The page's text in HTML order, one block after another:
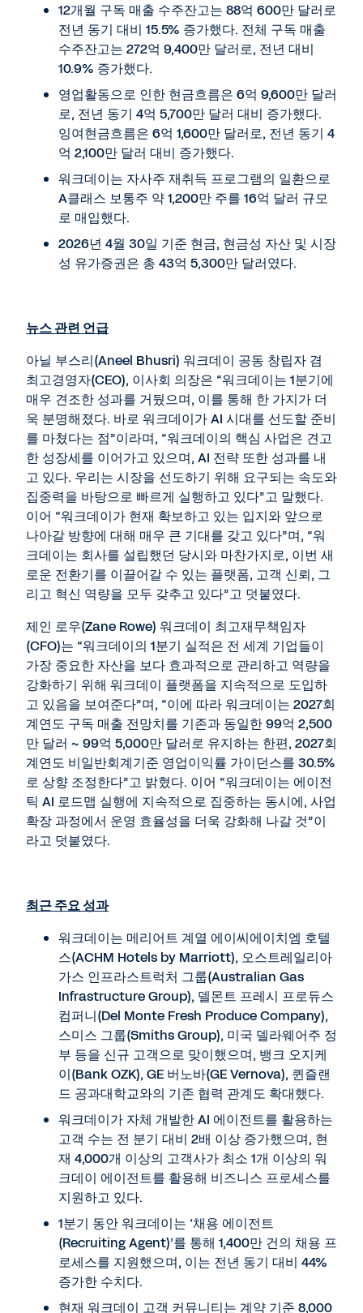
12개월 구독 매출 수주잔고는 88억 600만 달러로
전년 동기 대비 15.5% 증가했다. 전체 구독 매출
수주잔고는 272억 9,400만 달러로, 전년 대비
10.9% 증가했다.
영업활동으로 인한 현금흐름은 6억 9,600만 달러
로, 전년 동기 4억 5,700만 달러 대비 증가했다.
잉여현금흐름은 6억 1,600만 달러로, 전년 동기 4
억 2,100만 달러 대비 증가했다.
워크데이는 자사주 재취득 프로그램의 일환으로
A클래스 보통주 약 1,200만 주를 16억 달러 규모
로 매입했다.
2026년 4월 30일 기준 현금, 현금성 자산 및 시장
성 유가증권은 총 43억 5,300만 달러였다.
뉴스 관련 언급
아닐 부스리(Aneel Bhusri) 워크데이 공동 창립자 겸
최고경영자(CEO), 이사회 의장은 “워크데이는 1분기에
매우 견조한 성과를 거뒀으며, 이를 통해 한 가지가 더
욱 분명해졌다. 바로 워크데이가 AI 시대를 선도할 준비
를 마쳤다는 점”이라며, “워크데이의 핵심 사업은 견고
한 성장세를 이어가고 있으며, AI 전략 또한 성과를 내
고 있다. 우리는 시장을 선도하기 위해 요구되는 속도와
집중력을 바탕으로 빠르게 실행하고 있다”고 말했다.
이어 “워크데이가 현재 확보하고 있는 입지와 앞으로
나아갈 방향에 대해 매우 큰 기대를 갖고 있다”며, “워
크데이는 회사를 설립했던 당시와 마찬가지로, 이번 새
로운 전환기를 이끌어갈 수 있는 플랫폼, 고객 신뢰, 그
리고 혁신 역량을 모두 갖추고 있다”고 덧붙였다.
제인 로우(Zane Rowe) 워크데이 최고재무책임자
(CFO)는 “워크데이의 1분기 실적은 전 세계 기업들이
가장 중요한 자산을 보다 효과적으로 관리하고 역량을
강화하기 위해 워크데이 플랫폼을 지속적으로 도입하
고 있음을 보여준다”며, “이에 따라 워크데이는 2027회
계연도 구독 매출 전망치를 기존과 동일한 99억 2,500
만 달러 ~ 99억 5,000만 달러로 유지하는 한편, 2027회
계연도 비일반회계기준 영업이익률 가이던스를 30.5%
로 상향 조정한다”고 밝혔다. 이어 “워크데이는 에이전
틱 AI 로드맵 실행에 지속적으로 집중하는 동시에, 사업
확장 과정에서 운영 효율성을 더욱 강화해 나갈 것”이
라고 덧붙였다.
최근 주요 성과
워크데이는 메리어트 계열 에이씨에이치엠 호텔
스(ACHM Hotels by Marriott), 오스트레일리아
가스 인프라스트럭처 그룹(Australian Gas
Infrastructure Group), 델몬트 프레시 프로듀스
컴퍼니(Del Monte Fresh Produce Company),
스미스 그룹(Smiths Group), 미국 델라웨어주 정
부 등을 신규 고객으로 맞이했으며, 뱅크 오지케
이(Bank OZK), GE 버노바(GE Vernova), 퀸즐랜
드 공과대학교와의 기존 협력 관계도 확대했다.
워크데이가 자체 개발한 AI 에이전트를 활용하는
고객 수는 전 분기 대비 2배 이상 증가했으며, 현
재 4,000개 이상의 고객사가 최소 1개 이상의 워
크데이 에이전트를 활용해 비즈니스 프로세스를
지원하고 있다.
1분기 동안 워크데이는 ‘채용 에이전트
(Recruiting Agent)’를 통해 1,400만 건의 채용 프
로세스를 지원했으며, 이는 전년 동기 대비 44%
증가한 수치다.
현재 워크데이 고객 커뮤니티는 계약 기준 8,000